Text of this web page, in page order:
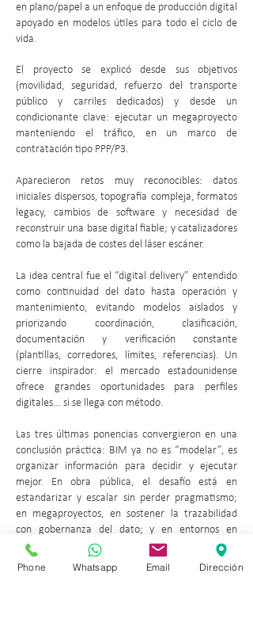
en plano/papel a un enfoque de producción digital
apoyado en modelos útiles para todo el ciclo de
vida.
El proyecto se explicó desde sus objetivos
(movilidad, seguridad, refuerzo del transporte
público y carriles dedicados) y desde un
condicionante clave: ejecutar un megaproyecto
manteniendo el tráfico, en un marco de
contratación tipo PPP/P3.
Aparecieron retos muy reconocibles: datos
iniciales dispersos, topografía compleja, formatos
legacy, cambios de software y necesidad de
reconstruir una base digital fiable; y catalizadores
como la bajada de costes del láser escáner.
La idea central fue el “digital delivery” entendido
como continuidad del dato hasta operación y
mantenimiento, evitando modelos aislados y
priorizando coordinación, clasificación,
documentación y verificación constante
(plantillas, corredores, límites, referencias). Un
cierre inspirador: el mercado estadounidense
ofrece grandes oportunidades para perfiles
digitales… si se llega con método.
Las tres últimas ponencias convergieron en una
conclusión práctica: BIM ya no es “modelar”, es
organizar información para decidir y ejecutar
mejor. En obra pública, el desafío está en
estandarizar y escalar sin perder pragmatismo;
en megaproyectos, en sostener la trazabilidad
con gobernanza del dato; y en entornos en
transición, en liderar el cambio cultural con
herramientas y procesos que funcionen en campo.
Phone Whatsapp Email Dirección